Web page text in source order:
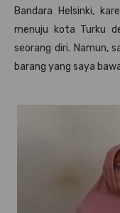
Bandara Helsinki,
menuju kota Turku
seorang diri. Namun,
barang yang saya